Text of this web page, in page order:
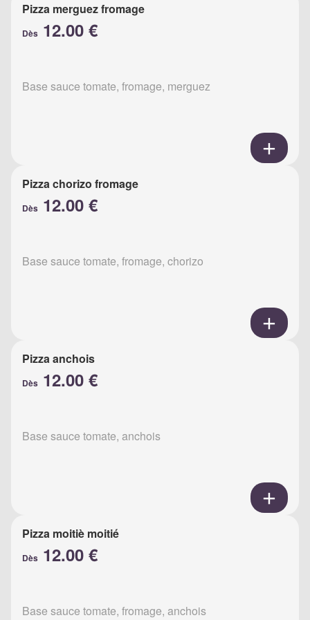
Pizza merguez fromage
Dès 12.00 €
Base sauce tomate, fromage, merguez
Pizza chorizo fromage
Dès 12.00 €
Base sauce tomate, fromage, chorizo
Pizza anchois
Dès 12.00 €
Base sauce tomate, anchois
Pizza moitiè moitié
Dès 12.00 €
Base sauce tomate, fromage, anchois